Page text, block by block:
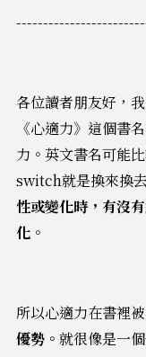
各位讀者朋友好，
《心適力》這個書
力。英文書名可能
switch就是換來換
性或變化時，有沒
化 。
所以心適力在書裡被
優勢。 就很像是一